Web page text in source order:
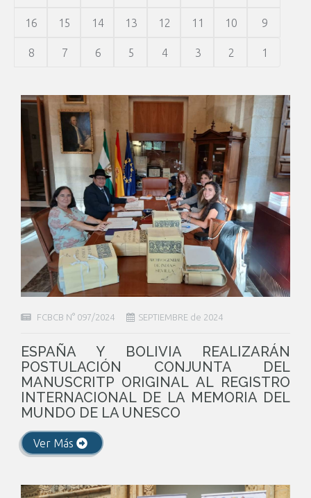
16 15 14 13 12 11 10 9
8 7 6 5 4 3 2 1
FCBCB N° 097/2024 SEPTIEMBRE de 2024
ESPAÑA Y BOLIVIA REALIZARÁN
POSTULACIÓN CONJUNTA DEL
MANUSCRITP ORIGINAL AL REGISTRO
INTERNACIONAL DE LA MEMORIA DEL
MUNDO DE LA UNESCO
Ver Más